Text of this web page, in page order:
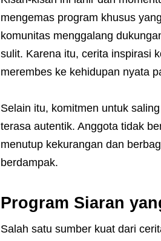
mengemas program khusus
komunitas menggalang
sulit. Karena itu, cerita inspirasi
merembes ke kehidupan nyata
Selain itu, komitmen untuk
terasa autentik. Anggota tidak
menutup kekurangan dan
berdampak.
Program Siaran
Salah satu sumber kuat dari